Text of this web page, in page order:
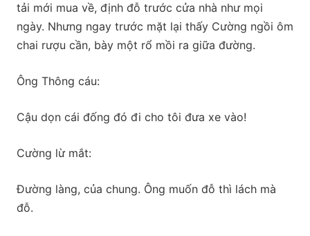
tải mới mua về, định đỗ trước cửa nhà như mọi
ngày. Nhưng ngay trước mặt lại thấy Cường ngồi ôm
chai rượu cần, bày một rổ mồi ra giữa đường.
Ông Thông cáu:
Cậu dọn cái đống đó đi cho tôi đưa xe vào!
Cường lừ mắt:
Đường làng, của chung. Ông muốn đỗ thì lách mà
đỗ.